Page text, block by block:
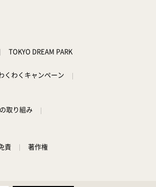
TOKYO DREAM PARK
くわくキャンペーン
取り組み
責 著作権